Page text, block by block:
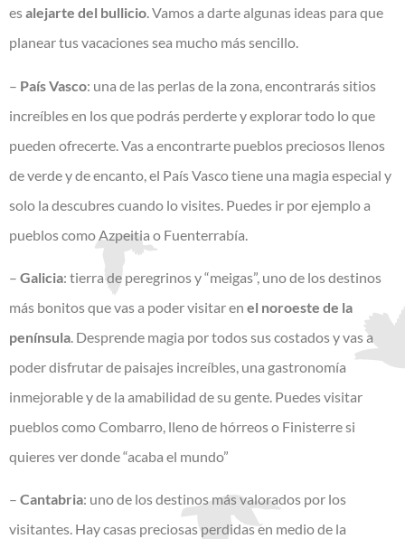
esalejarte del bullicio. Vamos a darte algunas ideas para que
planear tus vacaciones sea mucho más sencillo.
– País Vasco: una de las perlas de la zona, encontrarás sitios
increíbles en los que podrás perderte y explorar todo lo que
pueden ofrecerte. Vas a encontrarte pueblos preciosos llenos
de verde y de encanto, el País Vasco tiene una magia especial y
solo la descubres cuando lo visites. Puedes ir por ejemplo a
pueblos como Azpeitia o Fuenterrabía.
– Galicia: tierra de peregrinos y “meigas”, uno de los destinos
más bonitos que vas a poder visitar en el noroeste de la
península. Desprende magia por todos sus costados y vas a
poder disfrutar de paisajes increíbles, una gastronomía
inmejorable y de la amabilidad de su gente. Puedes visitar
pueblos como Combarro, lleno de hórreos o Finisterre si
quieres ver donde “acaba el mundo”
– Cantabria: uno de los destinos más valorados por los
visitantes. Hay casas preciosas perdidas en medio de la